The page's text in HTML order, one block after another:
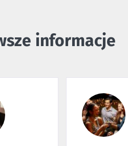
informacje